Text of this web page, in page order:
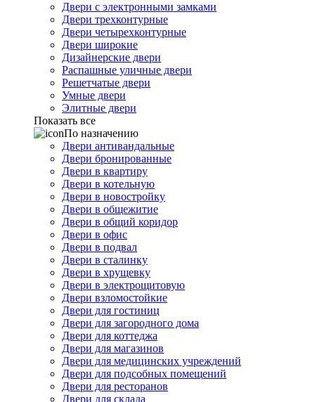
Двери с электронными замками
Двери трехконтурные
Двери четырехконтурные
Двери широкие
Дизайнерские двери
Распашные уличные двери
Решетчатые двери
Умные двери
Элитные двери
Показать все
По назначению
Двери антивандальные
Двери бронированные
Двери в квартиру
Двери в котельную
Двери в новостройку
Двери в общежитие
Двери в общий коридор
Двери в офис
Двери в подвал
Двери в сталинку
Двери в хрущевку
Двери в электрощитовую
Двери взломостойкие
Двери для гостиниц
Двери для загородного дома
Двери для коттеджа
Двери для магазинов
Двери для медицинских учреждений
Двери для подсобных помещений
Двери для ресторанов
Двери для склада